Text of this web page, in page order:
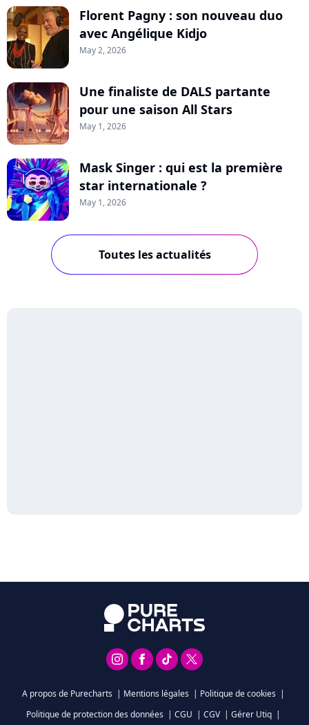
Florent Pagny : son nouveau duo
avec Angélique Kidjo
May 2, 2026
Une finaliste de DALS partante
pour une saison All Stars
May 1, 2026
Mask Singer : qui est la première
star internationale ?
May 1, 2026
Toutes les actualités
A propos de Purecharts | Mentions légales | Politique de cookies |
Politique de protection des données | CGU | CGV | Gérer Utiq |